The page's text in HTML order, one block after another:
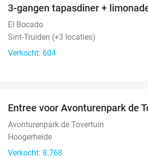
3-gangen tapasdiner +
El Bocado
Sint-Truiden (+3 locaties)
Verkocht: 604
Entree voor Avonturenpark de
Avonturenpark de Tovertuin
Hoogerheide
Verkocht: 8.768